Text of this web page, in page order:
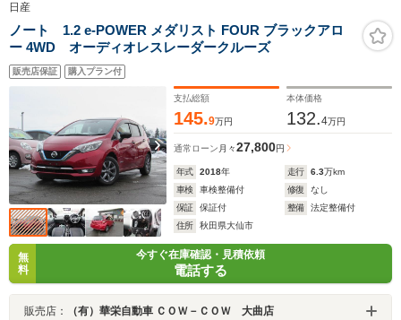
日産
ノート 1.2 e-POWER メダリスト FOUR ブラックアロ
ー 4WD オーディオレスレーダークルーズ
販売店保証 購入プラン付
支払総額
145.9万円
本体価格
132.4万円
通常ローン 月々27,800円
年式 2018年 走行 6.3万km
車検
車検整備付 修復
なし
保証
保証付 整備
法定整備付
住所
秋田県大仙市
無
料
今すぐ在庫確認・見積依頼
電話する
販売店： （有）華栄自動車 ＣＯＷ－ＣＯＷ 大曲店